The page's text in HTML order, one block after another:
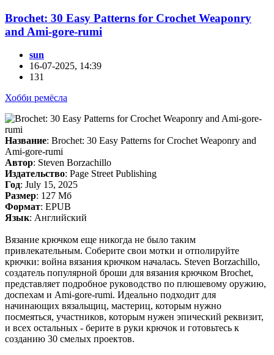
Brochet: 30 Easy Patterns for Crochet Weaponry
and Ami-gore-rumi
sun
16-07-2025, 14:39
131
Хобби ремёсла
Название: Brochet: 30 Easy Patterns for Crochet Weaponry and
Ami-gore-rumi
Автор: Steven Borzachillo
Издательство: Page Street Publishing
Год: July 15, 2025
Размер: 127 Мб
Формат: EPUB
Язык: Английский
Вязание крючком еще никогда не было таким
привлекательным. Соберите свои мотки и отполируйте
крючки: война вязания крючком началась. Steven Borzachillo,
создатель популярной броши для вязания крючком Brochet,
представляет подробное руководство по плюшевому оружию,
доспехам и Ami-gore-rumi. Идеально подходит для
начинающих вязальщиц, мастериц, которым нужно
посмеяться, участников, которым нужен эпический реквизит,
и всех остальных - берите в руки крючок и готовьтесь к
созданию 30 смелых проектов.